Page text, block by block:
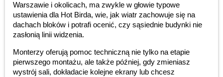
Warszawie i okolicach, ma zwykle w głowie typowe
ustawienia dla Hot Birda, wie, jak wiatr zachowuje się na
dachach bloków i potrafi ocenić, czy sąsiednie budynki nie
zasłonią linii widzenia.
Monterzy oferują pomoc techniczną nie tylko na etapie
pierwszego montażu, ale także później, gdy zmieniasz
wystrój sali, dokładacie kolejne ekrany lub chcesz